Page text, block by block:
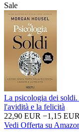
Sale
La psicologia dei
l'avidità e la felicità
22,90 EUR −1,15 EUR
Vedi Offerta su